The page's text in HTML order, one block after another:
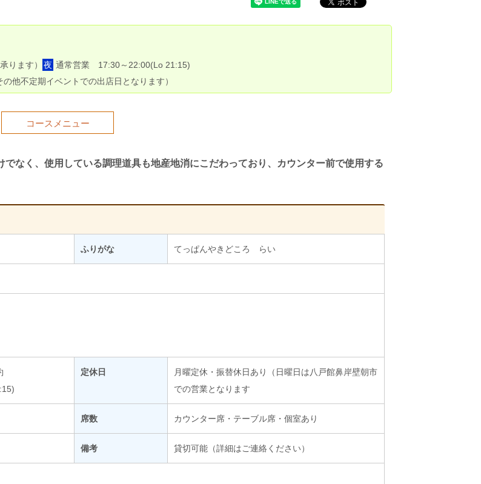
ります） 夜 通常営業 17:30～22:00(Lo 21:15)
他不定期イベントでの出店日となります）
コースメニュー
なく、使用している調理道具も地産地消にこだわっており、カウンター前で使用する
ふりがな てっぱんやきどころ らい
定休日
月曜定休・振替休日あり（日曜日は八戸館鼻岸壁朝市
での営業となります
席数 カウンター席・テーブル席・個室あり
備考 貸切可能（詳細はご連絡ください）